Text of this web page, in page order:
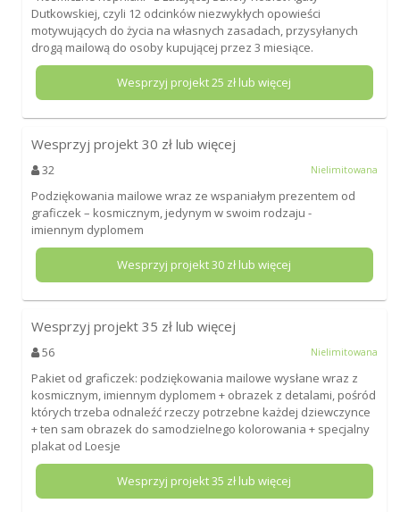
Dutkowskiej, czyli 12 odcinków niezwykłych opowieści
motywujących do życia na własnych zasadach, przysyłanych
drogą mailową do osoby kupującej przez 3 miesiące.
Wesprzyj projekt25 zł lub więcej
Wesprzyj projekt 30 zł lub więcej
32 Nielimitowana
Podziękowania mailowe wraz ze wspaniałym prezentem od
graficzek – kosmicznym, jedynym w swoim rodzaju -
imiennym dyplomem
Wesprzyj projekt30 zł lub więcej
Wesprzyj projekt 35 zł lub więcej
56 Nielimitowana
Pakiet od graficzek: podziękowania mailowe wysłane wraz z
kosmicznym, imiennym dyplomem + obrazek z detalami, pośród
których trzeba odnaleźć rzeczy potrzebne każdej dziewczynce
+ ten sam obrazek do samodzielnego kolorowania + specjalny
plakat od Loesje
Wesprzyj projekt35 zł lub więcej